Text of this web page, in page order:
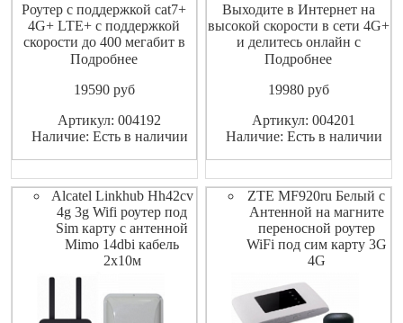
Роутер с поддержкой cat7+
4G+ LTE+ с поддержкой
скорости до 400 мегабит в
секунду , подключения до 64
улучшения приема сигнала
идет внешняя MIMO
антенны с 2-мя 10
Подробнее
19590pуб
Артикул: 004192
Наличие: Есть в наличии
Выходите в Интернет на
высокой скорости в сети 4G+
и делитесь онлайн с
легкостью для всех
SoyeaLink B535 позаботьтесь
была самая быстрая сеть.
Новейшие веб-технологии
Подробнее
19980pуб
Артикул: 004201
Наличие: Есть в наличии
Alcatel Linkhub Hh42cv
4g 3g Wifi роутер под
Sim карту с антенной
Mimo 14dbi кабель
2х10м
ZTE MF920ru Белый с
Антенной на магните
переносной роутер
WiFi под сим карту 3G
4G